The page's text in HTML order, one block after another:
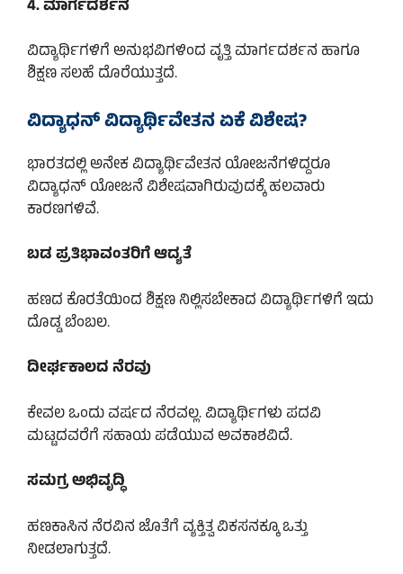
4. ಮಾರ್ಗದರ್ಶನ
ವಿದ್ಯಾರ್ಥಿಗಳಿಗೆ ಅನುಭವಿಗಳಿಂದ ವೃತ್ತಿ ಮಾರ್ಗದರ್ಶನ ಹಾಗೂ
ಶಿಕ್ಷಣ ಸಲಹೆ ದೊರೆಯುತ್ತದೆ.
ವಿದ್ಯಾಧನ್ ವಿದ್ಯಾರ್ಥಿವೇತನ ಏಕೆ ವಿಶೇಷ?
ಭಾರತದಲ್ಲಿ ಅನೇಕ ವಿದ್ಯಾರ್ಥಿವೇತನ ಯೋಜನೆಗಳಿದ್ದರೂ
ವಿದ್ಯಾಧನ್ ಯೋಜನೆ ವಿಶೇಷವಾಗಿರುವುದಕ್ಕೆ ಹಲವಾರು
ಕಾರಣಗಳಿವೆ.
ಬಡ ಪ್ರತಿಭಾವಂತರಿಗೆ ಆದ್ಯತೆ
ಹಣದ ಕೊರತೆಯಿಂದ ಶಿಕ್ಷಣ ನಿಲ್ಲಿಸಬೇಕಾದ ವಿದ್ಯಾರ್ಥಿಗಳಿಗೆ ಇದು
ದೊಡ್ಡ ಬೆಂಬಲ.
ದೀರ್ಘಕಾಲದ ನೆರವು
ಕೇವಲ ಒಂದು ವರ್ಷದ ನೆರವಲ್ಲ. ವಿದ್ಯಾರ್ಥಿಗಳು ಪದವಿ
ಮಟ್ಟದವರೆಗೆ ಸಹಾಯ ಪಡೆಯುವ ಅವಕಾಶವಿದೆ.
ಸಮಗ್ರ ಅಭಿವೃದ್ಧಿ
ಹಣಕಾಸಿನ ನೆರವಿನ ಜೊತೆಗೆ ವ್ಯಕ್ತಿತ್ವ ವಿಕಸನಕ್ಕೂ ಒತ್ತು
ನೀಡಲಾಗುತ್ತದೆ.